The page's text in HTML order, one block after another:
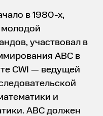
в 1980-х,
молодой
участвовал в
ABC в
CWI — ведущей
и
ABC должен